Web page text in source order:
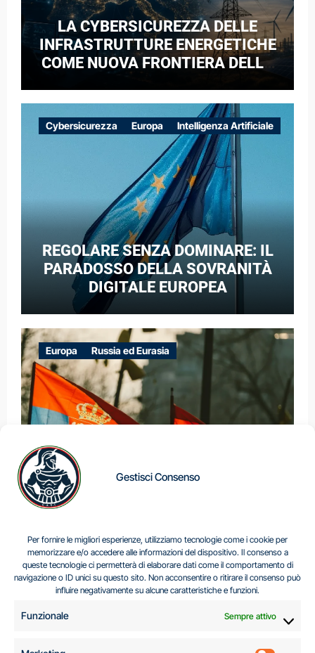
Gestisci Consenso
Per fornire le migliori esperienze, utilizziamo tecnologie come i cookie per
memorizzare e/o accedere alle informazioni del dispositivo. Il consenso a
queste tecnologie ci permetterà di elaborare dati come il comportamento di
navigazione o ID unici su questo sito. Non acconsentire o ritirare il consenso può
influire negativamente su alcune caratteristiche e funzioni.
Funzionale Sempre attivo
LA CYBERSICUREZZA DELLE
INFRASTRUTTURE ENERGETICHE
COME NUOVA FRONTIERA DELLA
CASO DELLE RETI ELETTRICHE
EUROPEE NEL CONTESTO DELLA
GUERRA IBRIDA
Cybersicurezza Europa Intelligenza Artificiale
REGOLARE SENZA DOMINARE: IL
PARADOSSO DELLA SOVRANITÀ
DIGITALE EUROPEA
Europa Russia ed Eurasia
Centro Analisi e Studi Italus © Tutti i diritti riservati